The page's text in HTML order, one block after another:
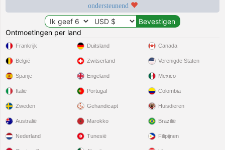
ondersteunend
Ontmoetingen per land
Frankrijk
België
Spanje
Italië
Zweden
Duitsland
Zwitserland
Engeland
Portugal
Gehandicapt
Canada
Verenigde Staten
Mexico
Colombia
Huisdieren
Australië
Nederland
Marokko
Tunesië
Brazilië
Filipijnen